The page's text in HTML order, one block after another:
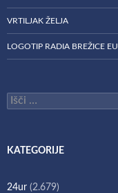
VRTILJAK ŽELJA
LOGOTIP RADIA BREŽICE EU
Išči:
KATEGORIJE
24ur (2.679)